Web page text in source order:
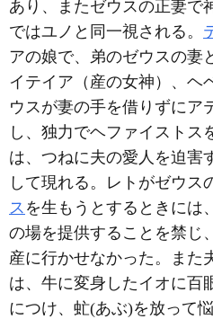
あり、またゼウスの正妻で
ではユノと同一視される。
アの娘で、弟のゼウスの妻
イテイア（産の女神）、ヘ
ウスが妻の手を借りずにア
し、独力でヘファイストス
は、つねに夫の愛人を迫害
して現れる。レトがゼウス
ス を生もうとするときには
の場を提供することを禁じ
産に行かせなかった。また
は、牛に変身したイオに百
につけ、虻(あぶ)を放って